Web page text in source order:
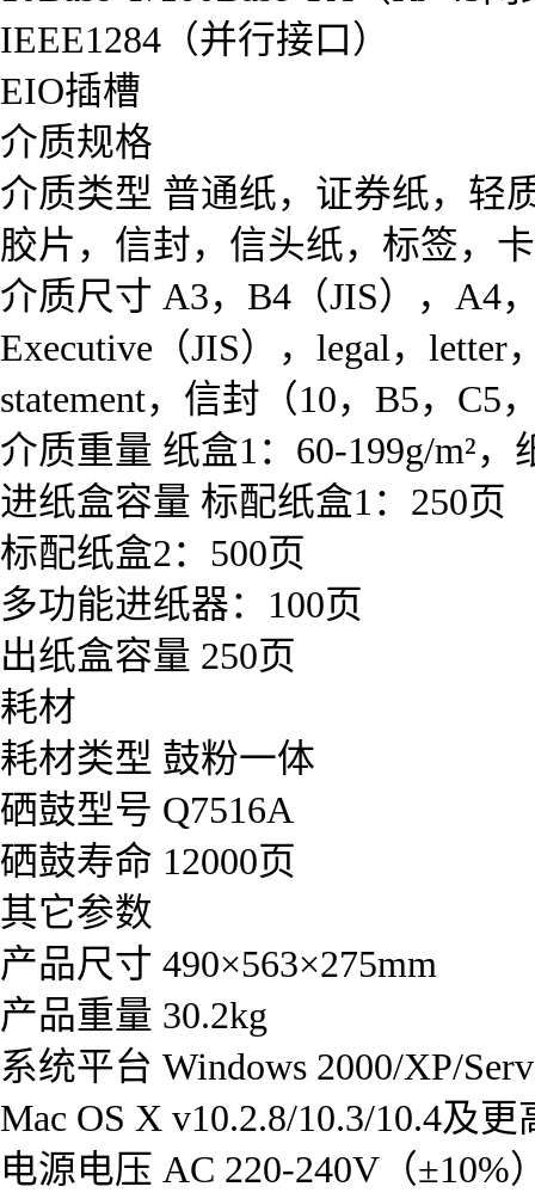
IEEE1284（并行接口）
EIO插槽
介质规格
介质类型 普通纸，证券纸，轻
胶片，信封，信头纸，标签，
介质尺寸 A3，B4（JIS），A4
Executive（JIS），legal，
statement，信封（10，B5，
介质重量 纸盒1：60-199g/m²，
进纸盒容量 标配纸盒1：250页
标配纸盒2：500页
多功能进纸器：100页
出纸盒容量 250页
耗材
耗材类型 鼓粉一体
硒鼓型号 Q7516A
硒鼓寿命 12000页
其它参数
产品尺寸 490×563×275mm
产品重量 30.2kg
系统平台 Windows 2000/XP/
Mac OS X v10.2.8/10.3/10.4及更
电源电压 AC 220-240V（±10%